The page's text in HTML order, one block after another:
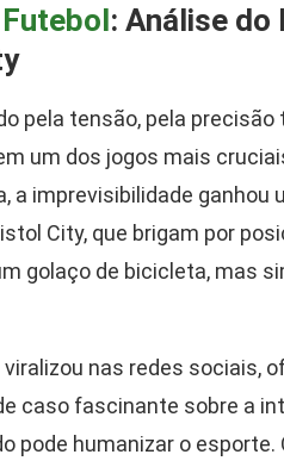
Futebol: Análise do
pela tensão, pela
um dos jogos mais
imprevisibilidade ganhou
City, que brigam por
golaço de bicicleta, mas
nas redes sociais,
caso fascinante sobre a
pode humanizar o